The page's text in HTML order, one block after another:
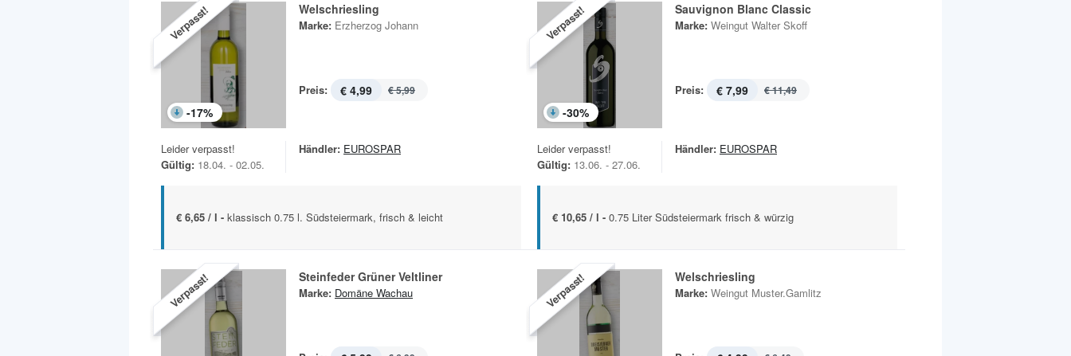
Verpasst!
-17%
Welschriesling
Marke: Erzherzog Johann
Preis: € 4,99 € 5,99
Leider verpasst!
Gültig: 18.04. - 02.05.
Händler: EUROSPAR
€ 6,65 / l - klassisch 0.75 l. Südsteiermark, frisch & leicht
Verpasst!
-30%
Sauvignon Blanc Classic
Marke: Weingut Walter Skoff
Preis: € 7,99 € 11,49
Leider verpasst!
Gültig: 13.06. - 27.06.
Händler: EUROSPAR
€ 10,65 / l - 0.75 Liter Südsteiermark frisch & würzig
Verpasst! Steinfeder Grüner Veltliner
Marke: Domäne Wachau Verpasst! Welschriesling
Marke: Weingut Muster.Gamlitz